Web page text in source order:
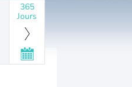
365
Jours